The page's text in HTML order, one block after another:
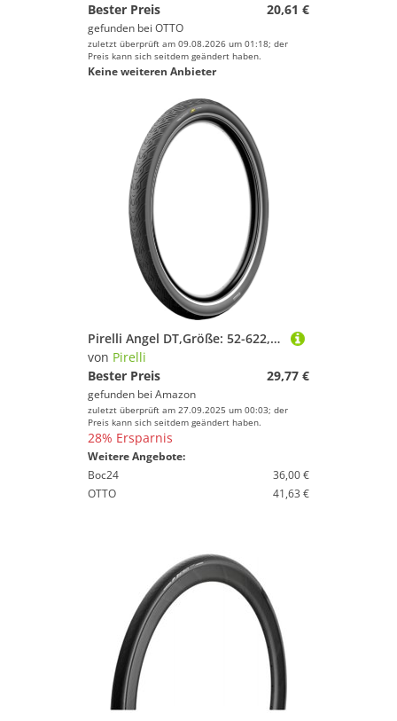
Bester Preis
20,61 €
gefunden bei OTTO
zuletzt überprüft am 09.08.2026 um 01:18; der
Preis kann sich seitdem geändert haben.
Keine weiteren Anbieter
Pirelli Angel DT,Größe: 52-622, Drahtreifen Black
von Pirelli
Bester Preis
29,77 €
gefunden bei Amazon
zuletzt überprüft am 27.09.2025 um 00:03; der
Preis kann sich seitdem geändert haben.
28% Ersparnis
Weitere Angebote:
Boc24
36,00 €
OTTO
41,63 €